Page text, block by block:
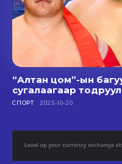
“Алтан цом”-ын
сугалаагаар
СПОРТ 2025-10-20